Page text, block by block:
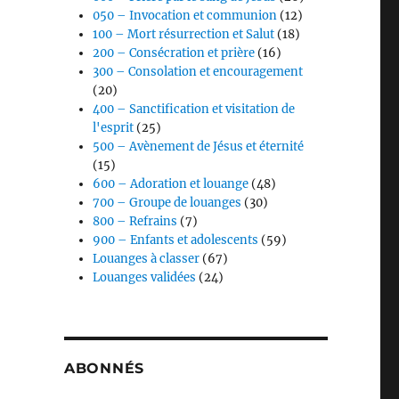
050 – Invocation et communion (12)
100 – Mort résurrection et Salut (18)
200 – Consécration et prière (16)
300 – Consolation et encouragement
(20)
400 – Sanctification et visitation de
l'esprit (25)
500 – Avènement de Jésus et éternité
(15)
600 – Adoration et louange (48)
700 – Groupe de louanges (30)
800 – Refrains (7)
900 – Enfants et adolescents (59)
Louanges à classer (67)
Louanges validées (24)
ABONNÉS